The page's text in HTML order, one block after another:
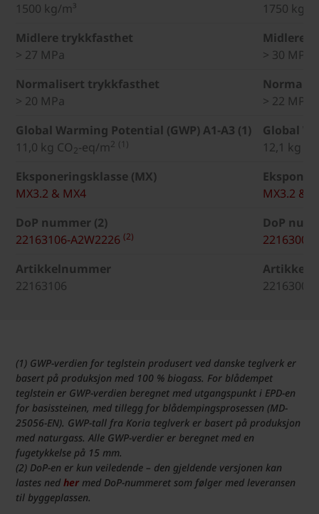
1500 kg/m³
1750 kg/
Midlere trykkfasthet
> 27 MPa
Midlere
> 30 MPa
Normalisert trykkfasthet
> 20 MPa
> 22 MPa
Global Warming Potential (GWP) A1-A3 (1)
11,0 kg CO2-eq/m2 (1)
Global
12,1 kg
Eksponeringsklasse (MX)
MX3.2 & MX4
MX3.2 &
DoP nummer (2)
22163106-A2W2226 (2)
DoP
Artikkelnummer
22163106
22163009
(1) GWP-verdien for teglstein produsert ved danske teglverk er
basert på produksjon med 100 % biogass. For blådempet
teglstein er GWP-verdien beregnet med utgangspunkt i EPD-en
for basissteinen, med tillegg for blådempingsprosessen (MD-
25056-EN). GWP-tall fra Koria teglverk er basert på produksjon
med naturgass. Alle GWP-verdier er beregnet med en
fugetykkelse på 15 mm.
(2) DoP-en er kun veiledende – den gjeldende versjonen kan
lastes ned her med DoP-nummeret som følger med leveransen
til byggeplassen.